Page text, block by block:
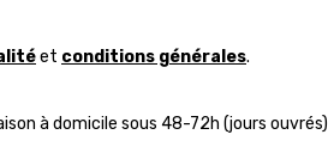
et conditions générales.
à domicile sous 48-72h (jours ouvrés)